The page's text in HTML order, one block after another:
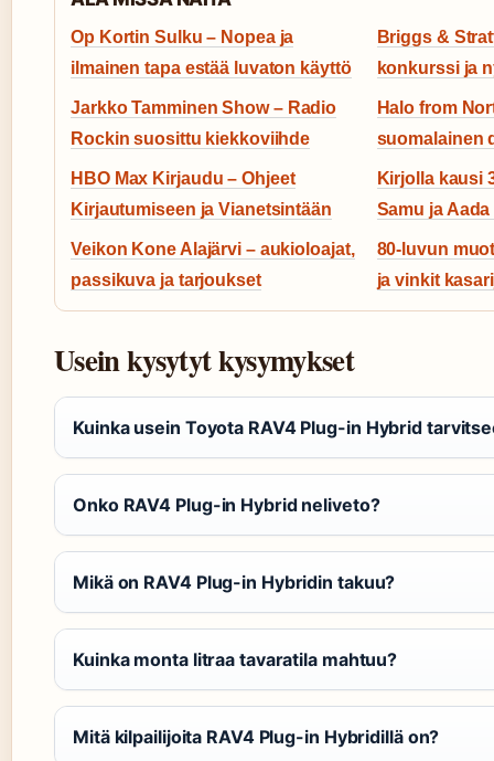
Op Kortin Sulku – Nopea ja
ilmainen tapa estää luvaton käyttö
Briggs &
konkurssi ja
Jarkko Tamminen Show – Radio
Rockin suosittu kiekkoviihde
Halo from
suomalainen
HBO Max Kirjaudu – Ohjeet
Kirjautumiseen ja Vianetsintään
Kirjolla kausi
Samu ja
Veikon Kone Alajärvi – aukioloajat,
passikuva ja tarjoukset
80-luvun
ja vinkit
Usein kysytyt kysymykset
Kuinka usein Toyota RAV4 Plug-in Hybrid
Onko RAV4 Plug-in Hybrid neliveto?
Mikä on RAV4 Plug-in Hybridin takuu?
Kuinka monta litraa tavaratila mahtuu?
Mitä kilpailijoita RAV4 Plug-in Hybridillä on?